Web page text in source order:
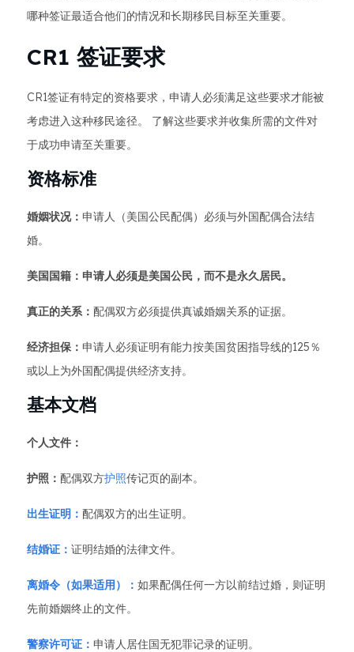
哪种签证最适合他们的情况和长期移民目标至关重要。
CR1 签证要求
CR1签证有特定的资格要求，申请人必须满足这些要求才能被
考虑进入这种移民途径。 了解这些要求并收集所需的文件对
于成功申请至关重要。
资格标准
婚姻状况： 申请人（美国公民配偶）必须与外国配偶合法结
婚。
美国国籍：申请人必须是美国公民，而不是永久居民。
真正的关系： 配偶双方必须提供真诚婚姻关系的证据。
经济担保： 申请人必须证明有能力按美国贫困指导线的125％
或以上为外国配偶提供经济支持。
基本文档
个人文件：
护照： 配偶双方护照传记页的副本。
出生证明： 配偶双方的出生证明。
结婚证： 证明结婚的法律文件。
离婚令（如果适用）： 如果配偶任何一方以前结过婚，则证明
先前婚姻终止的文件。
警察许可证： 申请人居住国无犯罪记录的证明。